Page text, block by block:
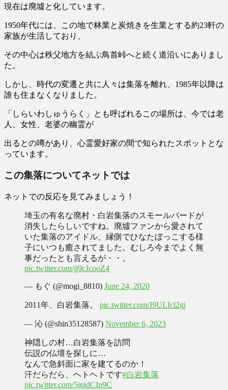
現在は廃墟と化しています。
1950年代には、この地で林業と炭焼きを生業とする約23軒の
家族が生活しており、
その中心は秩父地方を結ぶ鳥首峠へと続く道沿いにありまし
た。
しかし、時代の変遷と共に人々は集落を離れ、1985年以降は
誰も住まなくなりました。
「しらいわしゅうらく」
とも呼ばれるこの場所は、今では老
人、女性、老婆の幽霊が
出るとの噂があり、心霊愛好家の間で知られたスポットとな
っています。
この集落についてネットでは
ネットでの反応を見てみましょう！
埼玉の有名な廃村・白岩集落のスモールバードが
消失したらしいですね。廃墟ファンから愛されて
いた集落のアイドル、縁側でひなたぼっこする様
子にいつも癒されてました。むしろ今までよく無
事だったとも言えるが・・。
pic.twitter.com/jj9cJcooZ4
— もぐ (@mogi_8810) June 24, 2020
2011年、白岩集落。 pic.twitter.com/J9ULIcl2gj
— 沁 (@shin35128587) November 6, 2023
神隠しの村…白岩集落を訪問
伝説の仏壇を探しに…
なんで急斜面に家を建てるのか！
汗だらだら、ヘトヘトです#白岩集落
pic.twitter.com/5jnidCIp9C